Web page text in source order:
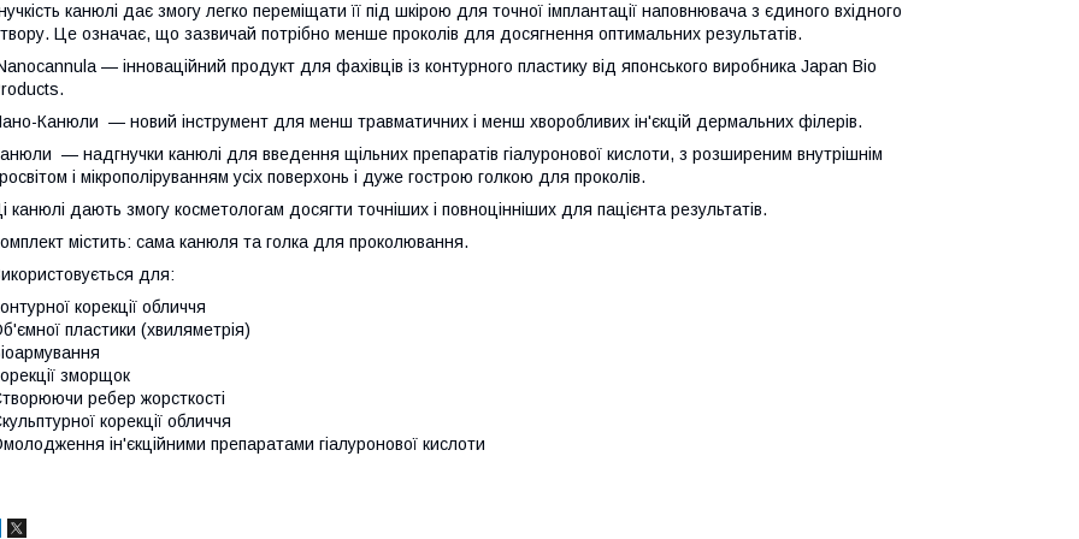
канюлі дає змогу легко переміщати її під шкірою для точної імплантації наповнювача з єдиного вхідного
Це означає, що зазвичай потрібно менше проколів для досягнення оптимальних результатів.
— інноваційний продукт для фахівців із контурного пластику від японського виробника Japan Bio
Канюли — новий інструмент для менш травматичних і менш хворобливих ін'єкцій дермальних філерів.
— надгнучки канюлі для введення щільних препаратів гіалуронової кислоти, з розширеним внутрішнім
і мікрополіруванням усіх поверхонь і дуже гострою голкою для проколів.
канюлі дають змогу косметологам досягти точніших і повноцінніших для пацієнта результатів.
містить: сама канюля та голка для проколювання.
для:
корекції обличчя
пластики (хвиляметрія)
зморщок
ребер жорсткості
корекції обличчя
ін'єкційними препаратами гіалуронової кислоти